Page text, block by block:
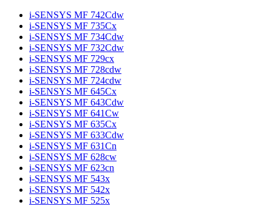
i-SENSYS MF 742Cdw
i-SENSYS MF 735Cx
i-SENSYS MF 734Cdw
i-SENSYS MF 732Cdw
i-SENSYS MF 729cx
i-SENSYS MF 728cdw
i-SENSYS MF 724cdw
i-SENSYS MF 645Cx
i-SENSYS MF 643Cdw
i-SENSYS MF 641Cw
i-SENSYS MF 635Cx
i-SENSYS MF 633Cdw
i-SENSYS MF 631Cn
i-SENSYS MF 628cw
i-SENSYS MF 623cn
i-SENSYS MF 543x
i-SENSYS MF 542x
i-SENSYS MF 525x